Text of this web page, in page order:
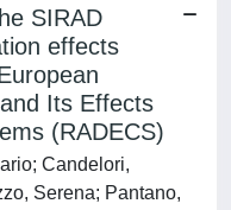
SIRAD
effects
Its Effects
(RADECS)
Candelori,
Serena; Pantano,